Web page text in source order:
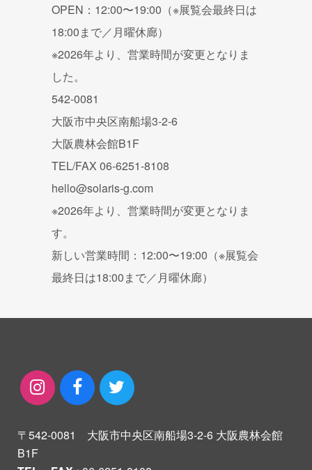
OPEN：12:00〜19:00（※展覧会最終日は
18:00まで／月曜休廊）
※2026年より、営業時間が変更となりま
した。
542-0081
大阪市中央区南船場3-2-6
大阪農林会館B1F
TEL/FAX 06-6251-8108
hello@solaris-g.com
※2026年より、営業時間が変更となりま
す。
新しい営業時間：12:00〜19:00（※展覧会
最終日は18:00まで／月曜休廊）
〒542-0081 大阪市中央区南船場3-2-6 大阪農林会館
B1F